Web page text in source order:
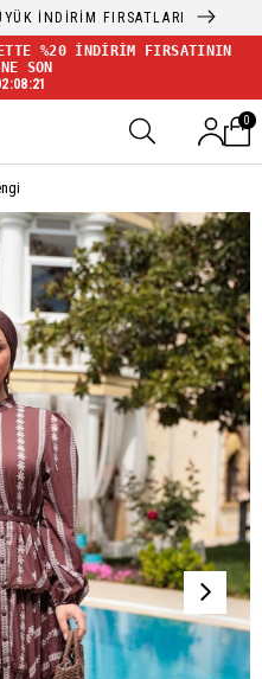
İNDİRİM FIRSATLARI
%20 İNDİRİM FIRSATININ
SON
0